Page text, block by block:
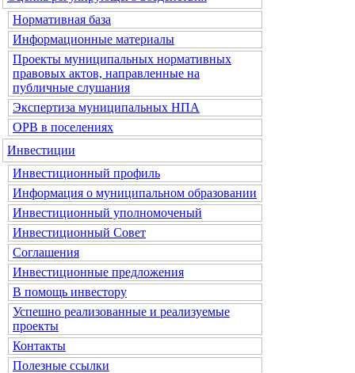
Нормативная база
Информационные материалы
Проекты муниципальных нормативных
правовых актов, направленные на
публичные слушания
Экспертиза муниципальных НПА
ОРВ в поселениях
Инвестиции
Инвестиционный профиль
Информация о муниципальном образовании
Инвестиционный уполномоченый
Инвестиционный Совет
Соглашения
Инвестиционные предложения
В помощь инвестору
Успешно реализованные и реализуемые
проекты
Контакты
Полезные ссылки